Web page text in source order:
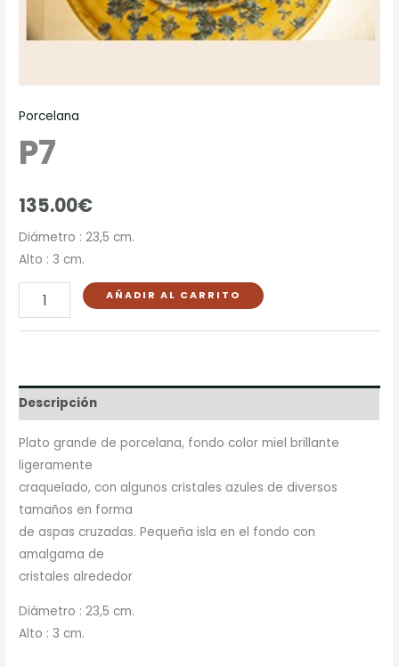
Porcelana
P7
135.00€
Diámetro : 23,5 cm.
Alto : 3 cm.
AÑADIR AL CARRITO
Descripción
Plato grande de porcelana, fondo color miel brillante
ligeramente
craquelado, con algunos cristales azules de diversos
tamaños en forma
de aspas cruzadas. Pequeña isla en el fondo con
amalgama de
cristales alrededor
Diámetro : 23,5 cm.
Alto : 3 cm.